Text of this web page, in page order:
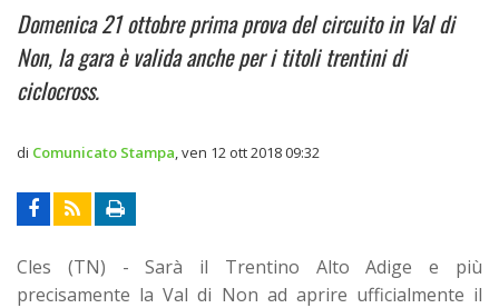
Domenica 21 ottobre prima prova del circuito in Val di
Non, la gara è valida anche per i titoli trentini di
ciclocross.
di Comunicato Stampa ven 12 ott 2018 09:32
Cles (TN) - Sarà il Trentino Alto Adige e più
precisamente la Val di Non ad aprire ufficialmente il